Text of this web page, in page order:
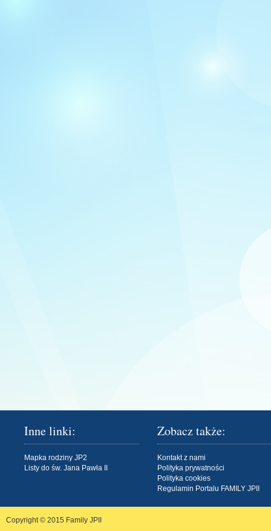
Inne linki:
Mapka rodziny JP2
Listy do św. Jana Pawła II
Zobacz także:
Kontakt z nami
Polityka prywatności
Polityka cookies
Regulamin Portalu FAMILY JPII
Copyright © 2015 Family JPII